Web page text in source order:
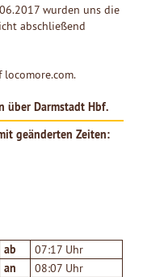
wurden uns die
abschließend
über Darmstadt Hbf.
geänderten Zeiten:
ab 07:17 Uhr
an 08:07 Uhr